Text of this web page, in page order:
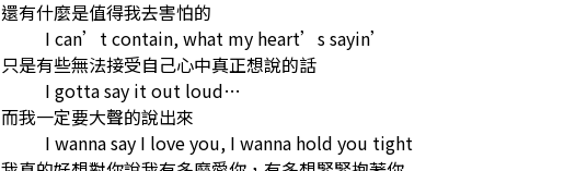
還有什麼是值得我去害怕的
I can’t contain, what my heart’s sayin’
只是有些無法接受自己心中真正想說的話
I gotta say it out loud…
而我一定要大聲的說出來
I wanna say I love you, I wanna hold you tight